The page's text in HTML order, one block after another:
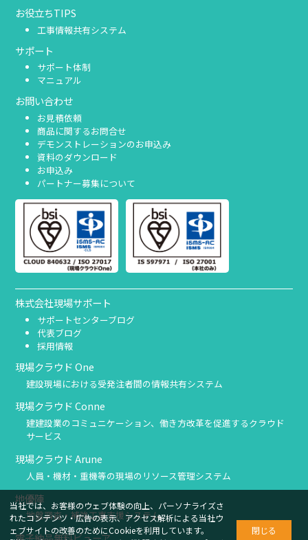
当社では、お客様のウェブ体験の向上、パーソナライズさ
れたコンテンツ・広告の表示、アクセス解析による当社ウ
ェブサイトの改善のためにCookieを利用しています。
閉じる
お役立ちTIPS
工事情報共有システム
サポート
サポート体制
マニュアル
お問い合わせ
お見積依頼
商品に関するお問合せ
デモンストレーションのお申込み
資料のダウンロード
お申込み
パートナー募集について
株式会社現場サポート
サポートセンターブログ
代表ブログ
採用情報
現場クラウド One
建設現場における受発注者間の情報共有システム
現場クラウド Conne
建建設業のコミュニケーション、働き方改革を促進するクラウド
サービス
現場クラウド Arune
人員・機材・重機等の現場のリソース管理システム
地優陣
地盤調査・補強工事支援システム